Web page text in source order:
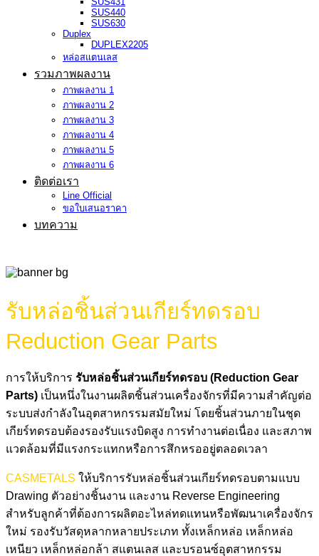
SUS440
SUS630
Duplex
DUPLEX2205
หล่อสแตนเลส
รวมภาพผลงาน
ภาพผลงาน 1
ภาพผลงาน 2
ภาพผลงาน 3
ภาพผลงาน 4
ภาพผลงาน 5
ภาพผลงาน 6
ติดต่อเรา
Line Official
ขอใบเสนอราคา
บทความ
รับหล่อชิ้นส่วนเกียร์ทดรอบ
Reduction Gear Parts
การให้บริการ รับหล่อชิ้นส่วนเกียร์ทดรอบ (Reduction Gear
Parts) เป็นหนึ่งในงานผลิตชิ้นส่วนเครื่องจักรที่มีความสำคัญต่อ
ระบบส่งกำลังในอุตสาหกรรมสมัยใหม่ โดยชิ้นส่วนภายในชุด
เกียร์ทดรอบต้องรองรับแรงบิดสูง การทำงานต่อเนื่อง และสภาพ
แวดล้อมที่มีแรงกระแทกหรือการสึกหรออยู่ตลอดเวลา
CASMETALS ให้บริการรับหล่อชิ้นส่วนเกียร์ทดรอบตามแบบ
Drawing ตัวอย่างชิ้นงาน และงาน Reverse Engineering
สำหรับลูกค้าที่ต้องการผลิตอะไหล่ทดแทนหรือพัฒนาเครื่องจักร
ใหม่ รองรับวัสดุหลากหลายประเภท ทั้งเหล็กหล่อ เหล็กหล่อ
เหนียว เหล็กหล่อกล้า สแตนเลส และบรอนซ์อุตสาหกรรม